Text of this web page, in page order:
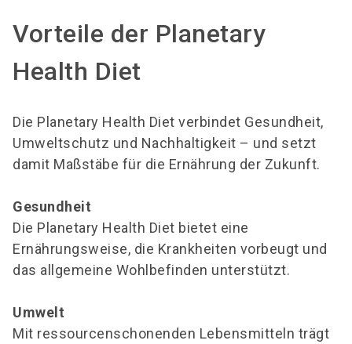
Vorteile der Planetary
Health Diet
Die Planetary Health Diet verbindet Gesundheit,
Umweltschutz und Nachhaltigkeit – und setzt
damit Maßstäbe für die Ernährung der Zukunft.
Gesundheit
Die Planetary Health Diet bietet eine
Ernährungsweise, die Krankheiten vorbeugt und
das allgemeine Wohlbefinden unterstützt.
Umwelt
Mit ressourcenschonenden Lebensmitteln trägt